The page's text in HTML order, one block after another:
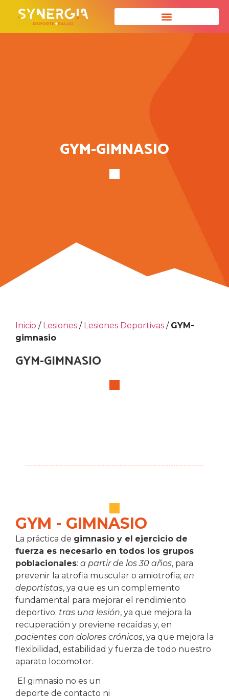
GYM-GIMNASIO
Inicio / Lesiones / Lesiones Deportivas / GYM-
gimnasio
GYM-GIMNASIO
GYM - GIMNASIO
La práctica de gimnasio y el ejercicio de
fuerza es necesario en todos los grupos
poblacionales: a partir de los 30 años, para
prevenir la atrofia muscular o amiotrofia; en
deportistas, ya que es un complemento
fundamental para mejorar el rendimiento
deportivo; tras una lesión, ya que mejora la
recuperación y previene recaídas y, en
pacientes con dolores crónicos, ya que mejora la
flexibilidad, estabilidad y fuerza de todo nuestro
aparato locomotor.
El gimnasio no es un
deporte de contacto ni